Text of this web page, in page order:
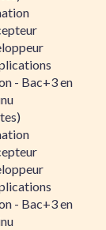
- Bac+3 en
- Bac+3 en